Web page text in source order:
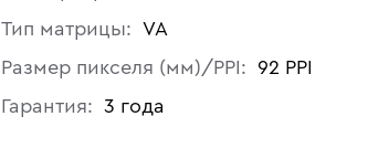
Тип матрицы: VA
Размер пикселя (мм)/PPI: 92 PPI
Гарантия: 3 года